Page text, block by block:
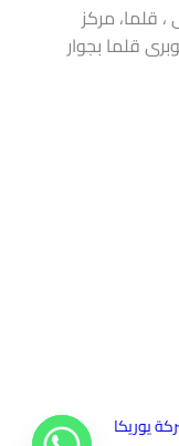
، قلما، مركز
قلما بجوار
يوريكا